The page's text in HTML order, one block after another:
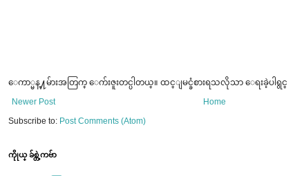
ေကာ္မန္႔မ်ားအတြက္ ေက်းဇူးတင္ပါတယ္။ ထင္ျမင္ခံစားရသလိုသာ ေရးခဲ့ပါရွင္
Newer Post
Home
Subscribe to: Post Comments (Atom)
ကိုုယ္ ခ်စ္တဲ့ကဗ်ာ